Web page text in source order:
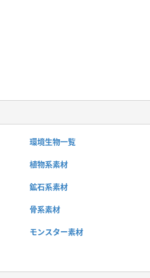
環境生物一覧
植物系素材
鉱石系素材
骨系素材
モンスター素材